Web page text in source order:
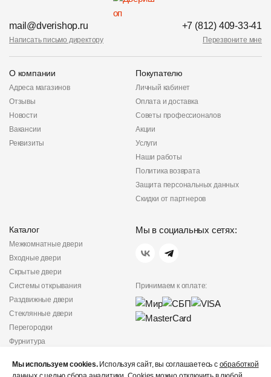
mail@dverishop.ru
Написать письмо директору
+7 (812) 409-33-41
Перезвоните мне
О компании
Адреса магазинов
Отзывы
Новости
Вакансии
Реквизиты
Покупателю
Личный кабинет
Оплата и доставка
Советы профессионалов
Акции
Услуги
Наши работы
Политика возврата
Защита персональных данных
Скидки от партнеров
Каталог
Межкомнатные двери
Входные двери
Скрытые двери
Системы открывания
Раздвижные двери
Стеклянные двери
Перегородки
Фурнитура
Мы в социальных сетях:
Принимаем к оплате:
конфиденциальности
Мы используем cookies.Используя сайт, вы соглашаетесь с обработкой